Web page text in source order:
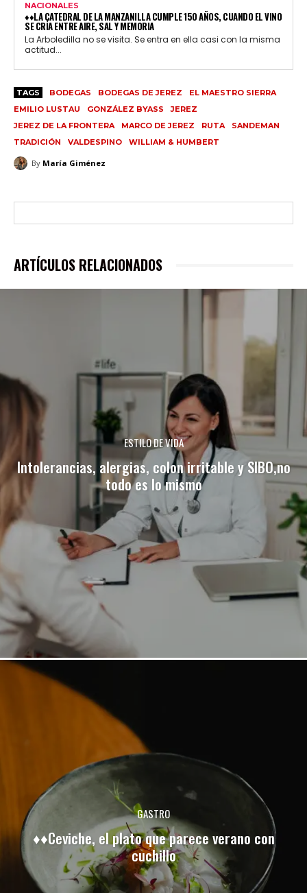
NACIONALES
♦♦LA CATEDRAL DE LA MANZANILLA CUMPLE 150 AÑOS, CUANDO EL VINO
SE CRÍA ENTRE AIRE, SAL Y MEMORIA
La Arboledilla no se visita. Se entra en ella casi con la misma
actitud...
TAGS BODEGAS BODEGAS DE JEREZ
EL MAESTRO SIERRA
EMILIO LUSTAU
GONZÁLEZ BYASS
JEREZ
JEREZ DE LA FRONTERA
MARCO DE JEREZ RUTA
SANDEMAN
TRADICIÓN
VALDESPINO WILLIAM & HUMBERT
By María Giménez
ARTÍCULOS RELACIONADOS
ESTILO DE VIDA
Intolerancias, alergias, colon irritable y SIBO,no
todo es lo mismo
GASTRO
♦♦Ceviche, el plato que parece verano con
cuchillo